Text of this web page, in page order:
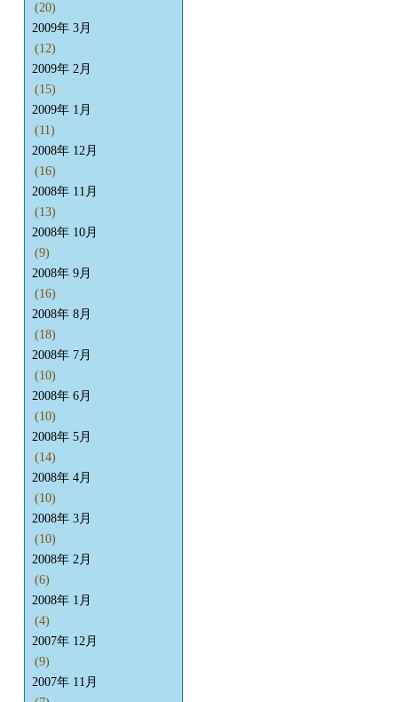
(20)
2009年 3月
(12)
2009年 2月
(15)
2009年 1月
(11)
2008年 12月
(16)
2008年 11月
(13)
2008年 10月
(9)
2008年 9月
(16)
2008年 8月
(18)
2008年 7月
(10)
2008年 6月
(10)
2008年 5月
(14)
2008年 4月
(10)
2008年 3月
(10)
2008年 2月
(6)
2008年 1月
(4)
2007年 12月
(9)
2007年 11月